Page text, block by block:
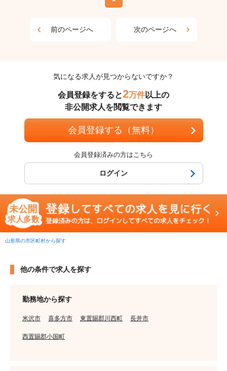
前のページへ 次のページへ
気になる求人が見つからないですか？
会員登録をすると2万件以上の
非公開求人を閲覧できます
会員登録する（無料）
会員登録済みの方はこちら
ログイン
山形県の市区町村から探す
他の条件で求人を探す
勤務地から探す
米沢市 喜多方市 東置賜郡川西町 長井市
西置賜郡小国町